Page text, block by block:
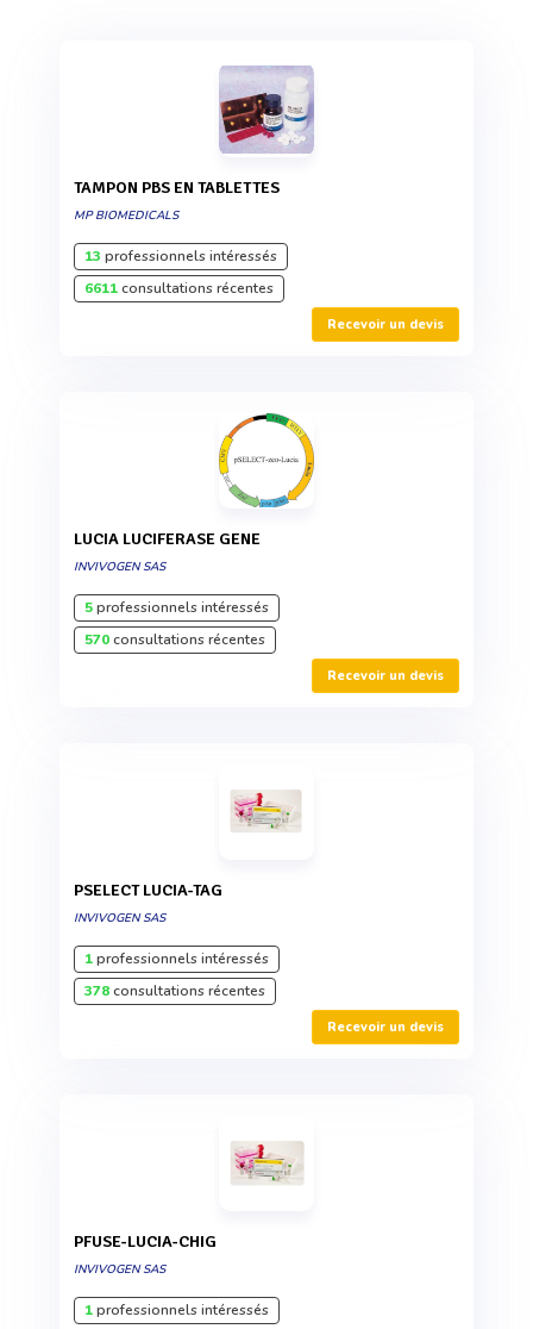
TAMPON PBS EN TABLETTES
MP BIOMEDICALS
13 professionnels intéressés
6611consultations récentes
Recevoir un devis
LUCIA LUCIFERASE GENE
INVIVOGEN SAS
5professionnels intéressés
570consultations récentes
Recevoir un devis
PSELECT LUCIA-TAG
INVIVOGEN SAS
1professionnels intéressés
378consultations récentes
Recevoir un devis
PFUSE-LUCIA-CHIG
INVIVOGEN SAS
1professionnels intéressés